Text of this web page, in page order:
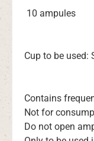
10 ampules
Cup to be used:
Contains
Not for
Do not open